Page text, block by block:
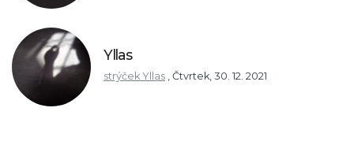
Yllas
strýček Yllas Čtvrtek, 30. 12. 2021